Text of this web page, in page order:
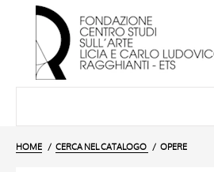
HOME CERCA NEL CATALOGO OPERE